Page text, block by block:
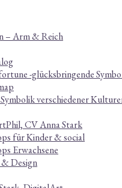
– Arm & Reich
-glücksbringende
verschiedener
CV Anna Stark
für Kinder & social
Erwachsene
& Design